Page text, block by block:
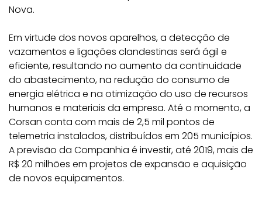
Nova.
Em virtude dos novos aparelhos, a detecção de
vazamentos e ligações clandestinas será ágil e
eficiente, resultando no aumento da continuidade
do abastecimento, na redução do consumo de
energia elétrica e na otimização do uso de recursos
humanos e materiais da empresa. Até o momento, a
Corsan conta com mais de 2,5 mil pontos de
telemetria instalados, distribuídos em 205 municípios.
A previsão da Companhia é investir, até 2019, mais de
R$ 20 milhões em projetos de expansão e aquisição
de novos equipamentos.